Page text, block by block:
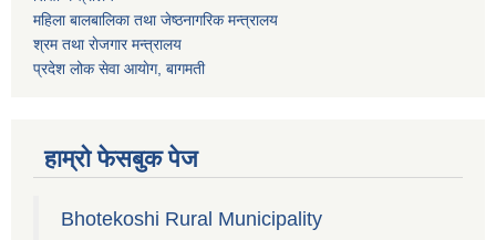
महिला बालबालिका तथा जेष्ठनागरिक मन्त्रालय
श्रम तथा राेजगार मन्त्रालय
प्रदेश लोक सेवा आयाेग, बागमती
हाम्रो फेसबुक पेज
Bhotekoshi Rural Municipality